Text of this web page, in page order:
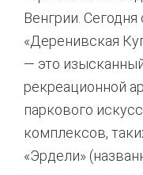
Венгрии .
«Деренивская
— это
рекреационной
паркового
комплексов,
«Эрдели»